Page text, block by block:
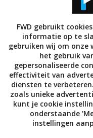
operators zal in een
3D registratie. In
groot aantal
van 22 mei tot en met
Het partnership
FWD gebruikt
informatie op te
gebruiken wij om
het gebruik
gepersonaliseerde
effectiviteit van
diensten te
zoals unieke
kunt je cookie
onderstaande
instellingen